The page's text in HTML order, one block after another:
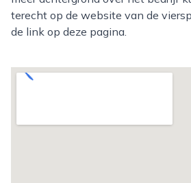
terecht op de website van de
de link op deze pagina.